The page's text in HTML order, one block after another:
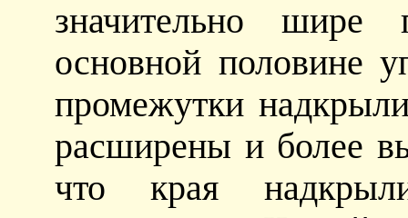
значительно шире
основной половине
промежутки
расширены и более
что края